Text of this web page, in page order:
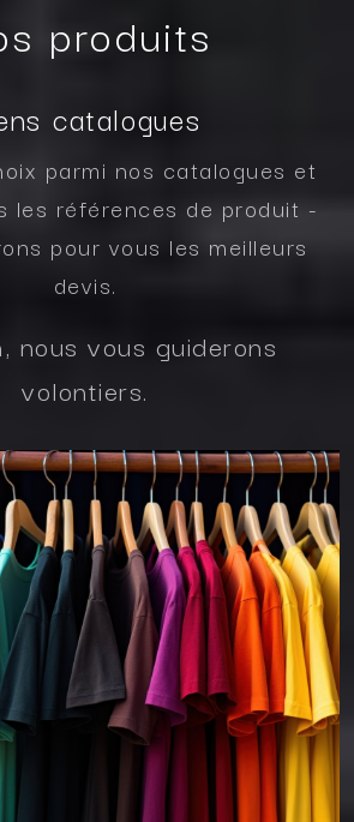
produits
catalogues
parmi nos catalogues et
les références de produit -
pour vous les meilleurs
devis.
nous vous guiderons
volontiers.